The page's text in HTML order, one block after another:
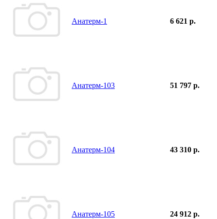
Анатерм-1 6 621 р.
Анатерм-103 51 797 р.
Анатерм-104 43 310 р.
Анатерм-105 24 912 р.